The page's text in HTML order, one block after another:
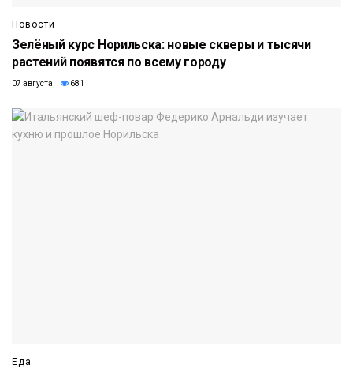
Новости
Зелёный курс Норильска: новые скверы и тысячи
растений появятся по всему городу
07 августа 681
Еда